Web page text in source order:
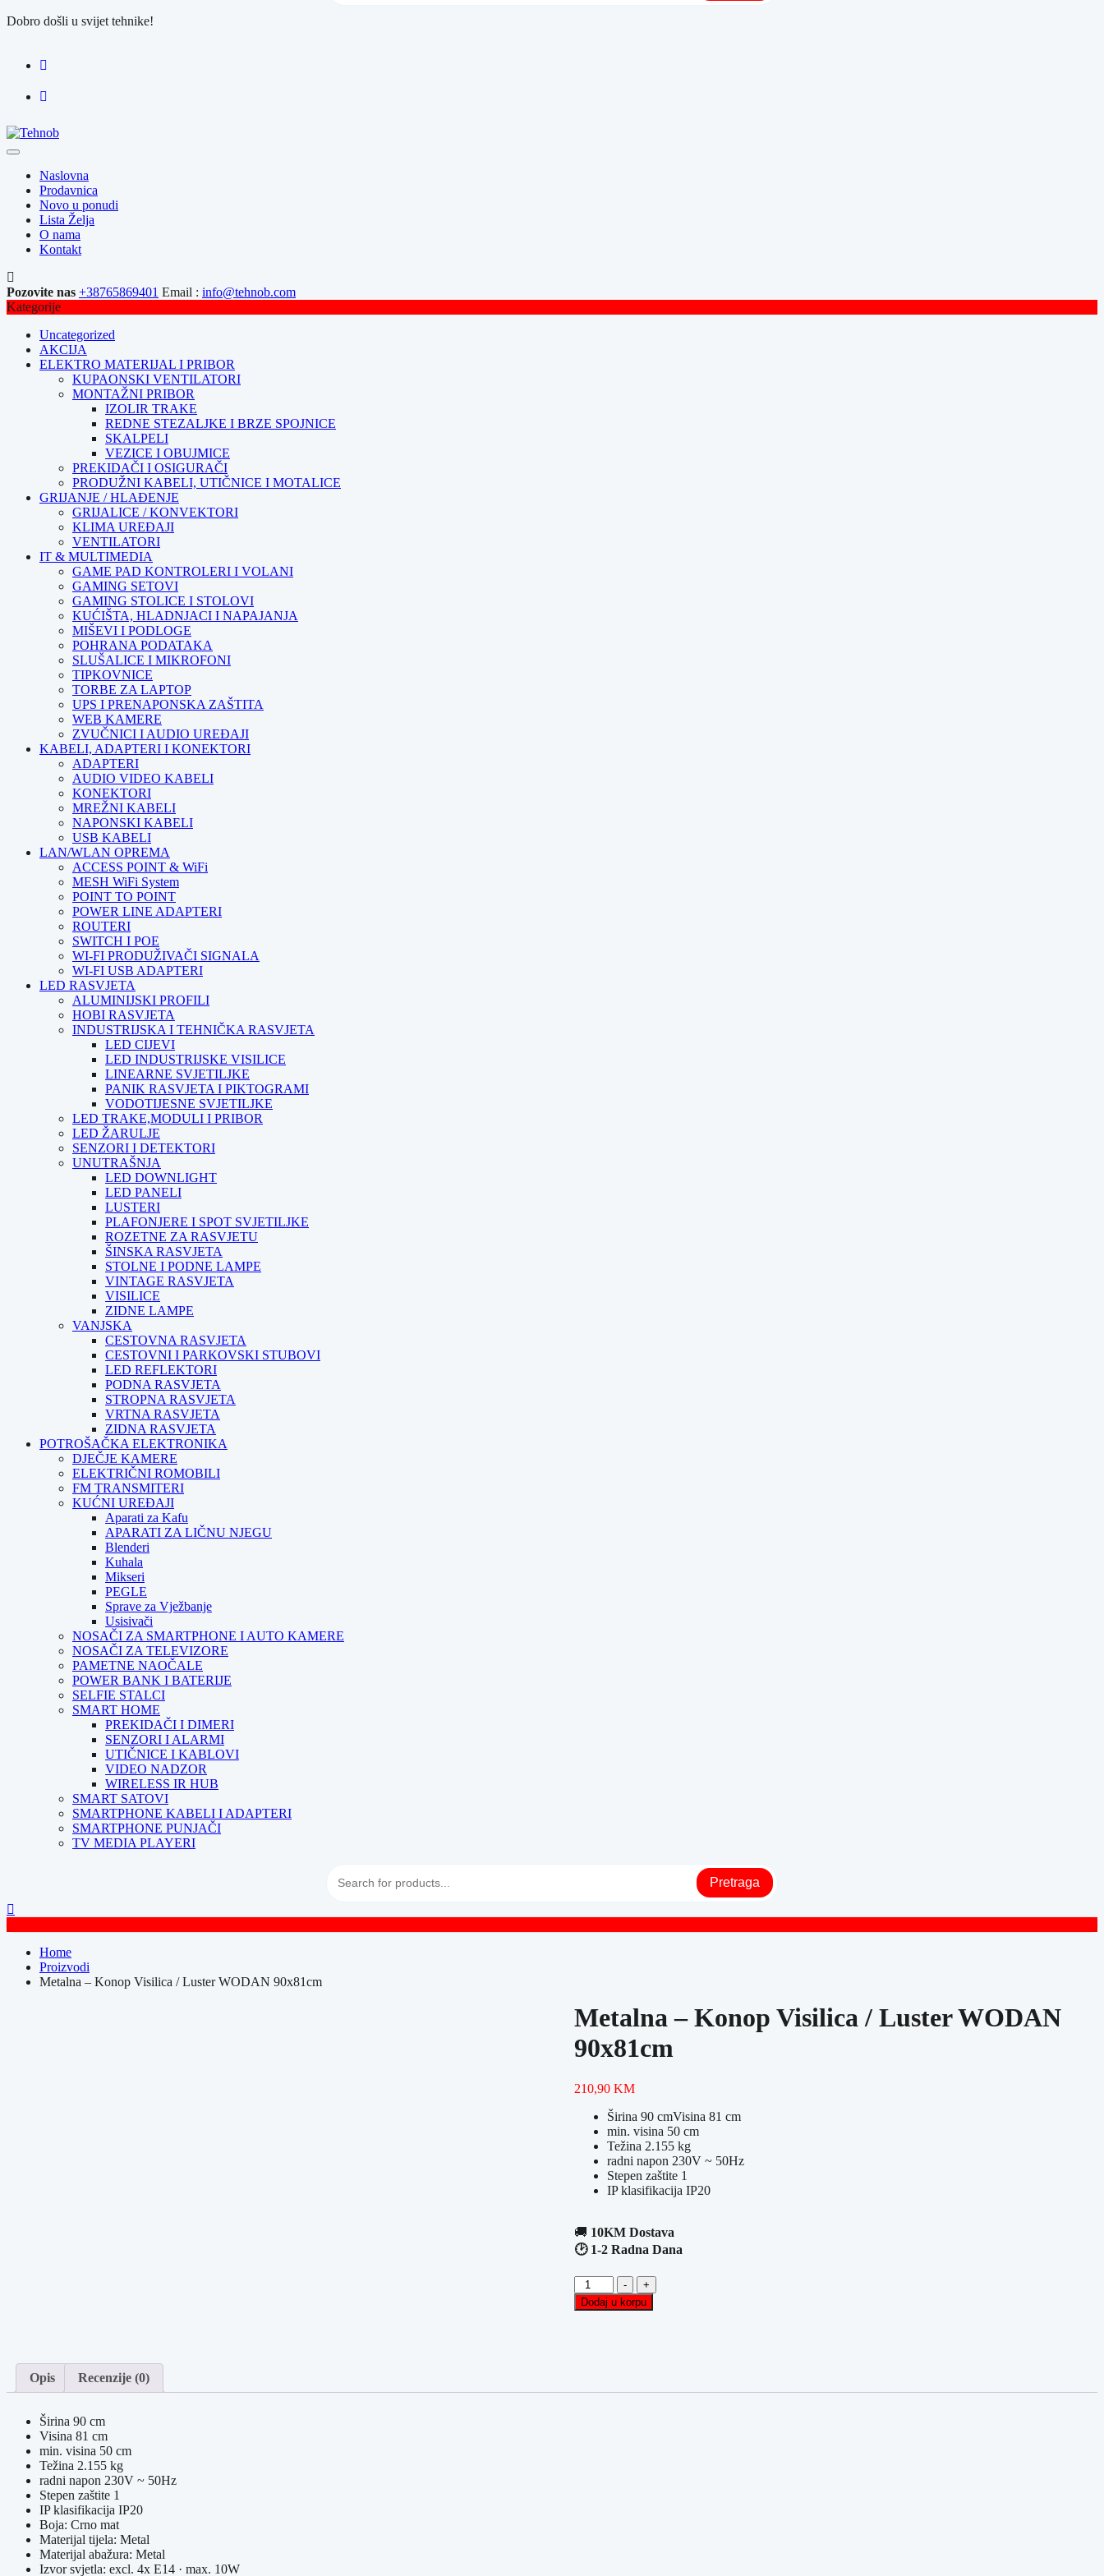
Dobro došli u svijet tehnike!
Naslovna
Prodavnica
Novo u ponudi
Lista Želja
O nama
Kontakt
Pozovite nas +38765869401 Email : info@tehnob.com
Kategorije
Uncategorized
AKCIJA
ELEKTRO MATERIJAL I PRIBOR
KUPAONSKI VENTILATORI
MONTAŽNI PRIBOR
IZOLIR TRAKE
REDNE STEZALJKE I BRZE SPOJNICE
SKALPELI
VEZICE I OBUJMICE
PREKIDAČI I OSIGURAČI
PRODUŽNI KABELI, UTIČNICE I MOTALICE
GRIJANJE / HLAĐENJE
GRIJALICE / KONVEKTORI
KLIMA UREĐAJI
VENTILATORI
IT & MULTIMEDIA
GAME PAD KONTROLERI I VOLANI
GAMING SETOVI
GAMING STOLICE I STOLOVI
KUĆIŠTA, HLADNJACI I NAPAJANJA
MIŠEVI I PODLOGE
POHRANA PODATAKA
SLUŠALICE I MIKROFONI
TIPKOVNICE
TORBE ZA LAPTOP
UPS I PRENAPONSKA ZAŠTITA
WEB KAMERE
ZVUČNICI I AUDIO UREĐAJI
KABELI, ADAPTERI I KONEKTORI
ADAPTERI
AUDIO VIDEO KABELI
KONEKTORI
MREŽNI KABELI
NAPONSKI KABELI
USB KABELI
LAN/WLAN OPREMA
ACCESS POINT & WiFi
MESH WiFi System
POINT TO POINT
POWER LINE ADAPTERI
ROUTERI
SWITCH I POE
WI-FI PRODUŽIVAČI SIGNALA
WI-FI USB ADAPTERI
LED RASVJETA
ALUMINIJSKI PROFILI
HOBI RASVJETA
INDUSTRIJSKA I TEHNIČKA RASVJETA
LED CIJEVI
LED INDUSTRIJSKE VISILICE
LINEARNE SVJETILJKE
PANIK RASVJETA I PIKTOGRAMI
VODOTIJESNE SVJETILJKE
LED TRAKE,MODULI I PRIBOR
LED ŽARULJE
SENZORI I DETEKTORI
UNUTRAŠNJA
LED DOWNLIGHT
LED PANELI
LUSTERI
PLAFONJERE I SPOT SVJETILJKE
ROZETNE ZA RASVJETU
ŠINSKA RASVJETA
STOLNE I PODNE LAMPE
VINTAGE RASVJETA
VISILICE
ZIDNE LAMPE
VANJSKA
CESTOVNA RASVJETA
CESTOVNI I PARKOVSKI STUBOVI
LED REFLEKTORI
PODNA RASVJETA
STROPNA RASVJETA
VRTNA RASVJETA
ZIDNA RASVJETA
POTROŠAČKA ELEKTRONIKA
DJEČJE KAMERE
ELEKTRIČNI ROMOBILI
FM TRANSMITERI
KUĆNI UREĐAJI
Aparati za Kafu
APARATI ZA LIČNU NJEGU
Blenderi
Kuhala
Mikseri
PEGLE
Sprave za Vježbanje
Usisivači
NOSAČI ZA SMARTPHONE I AUTO KAMERE
NOSAČI ZA TELEVIZORE
PAMETNE NAOČALE
POWER BANK I BATERIJE
SELFIE STALCI
SMART HOME
PREKIDAČI I DIMERI
SENZORI I ALARMI
UTIČNICE I KABLOVI
VIDEO NADZOR
WIRELESS IR HUB
SMART SATOVI
SMARTPHONE KABELI I ADAPTERI
SMARTPHONE PUNJAČI
TV MEDIA PLAYERI
Pretraga
Home
Proizvodi
Metalna – Konop Visilica / Luster WODAN 90x81cm
Metalna – Konop Visilica / Luster WODAN
90x81cm
210,90 KM
Širina 90 cmVisina 81 cm
min. visina 50 cm
Težina 2.155 kg
radni napon 230V ~ 50Hz
Stepen zaštite 1
IP klasifikacija IP20
🚚 10KM Dostava
🕑 1-2 Radna Dana
-
Metalna
-
Konop
+
Dodaj u korpu
Opis Recenzije (0)
Širina 90 cm
Visina 81 cm
min. visina 50 cm
Težina 2.155 kg
radni napon 230V ~ 50Hz
Stepen zaštite 1
IP klasifikacija IP20
Boja: Crno mat
Materijal tijela: Metal
Materijal abažura: Metal
Izvor svjetla: excl. 4x E14 · max. 10W